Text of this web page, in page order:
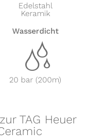
Edelstahl
Keramik
Wasserdicht
z
20 bar (200m)
TAG Heuer